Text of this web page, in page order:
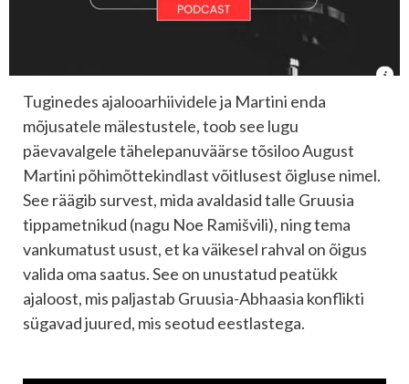
Tuginedes ajalooarhiividele ja Martini enda
mõjusatele mälestustele, toob see lugu
päevavalgele tähelepanuväärse tõsiloo August
Martini põhimõttekindlast võitlusest õigluse nimel.
See räägib survest, mida avaldasid talle Gruusia
tippametnikud (nagu Noe Ramišvili), ning tema
vankumatust usust, et ka väikesel rahval on õigus
valida oma saatus. See on unustatud peatükk
ajaloost, mis paljastab Gruusia-Abhaasia konflikti
sügavad juured, mis seotud eestlastega.